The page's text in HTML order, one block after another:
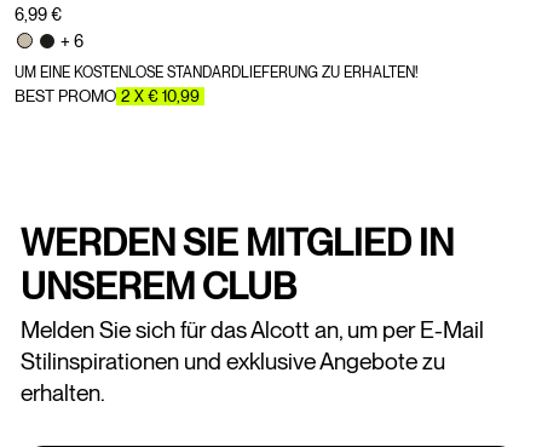
6,99 €
+ 6
UM EINE KOSTENLOSE STANDARDLIEFERUNG ZU ERHALTEN!
BEST PROMO 2 X € 10,99
WERDEN SIE MITGLIED IN
UNSEREM CLUB
Melden Sie sich für das Alcott an, um per E-Mail
Stilinspirationen und exklusive Angebote zu
erhalten.